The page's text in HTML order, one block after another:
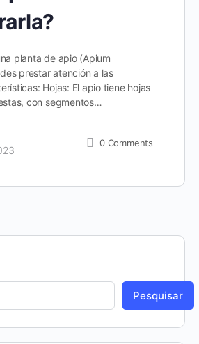
planta de apio (Apium
prestar atención a las
Hojas: El apio tiene hojas
con segmentos…
0 Comments
Pesquisar